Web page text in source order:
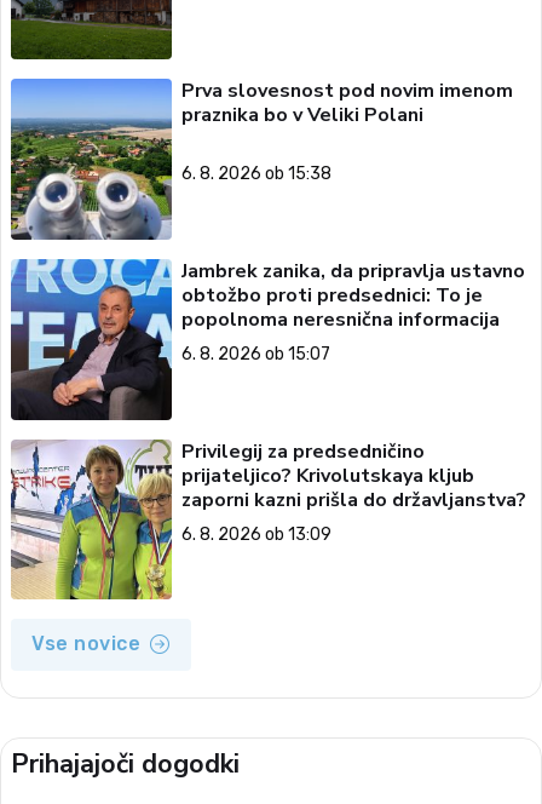
Prva slovesnost pod novim imenom
praznika bo v Veliki Polani
6. 8. 2026 ob 15:38
Jambrek zanika, da pripravlja ustavno
obtožbo proti predsednici: To je
popolnoma neresnična informacija
6. 8. 2026 ob 15:07
Privilegij za predsedničino
prijateljico? Krivolutskaya kljub
zaporni kazni prišla do državljanstva?
6. 8. 2026 ob 13:09
Vse novice
Prihajajoči dogodki